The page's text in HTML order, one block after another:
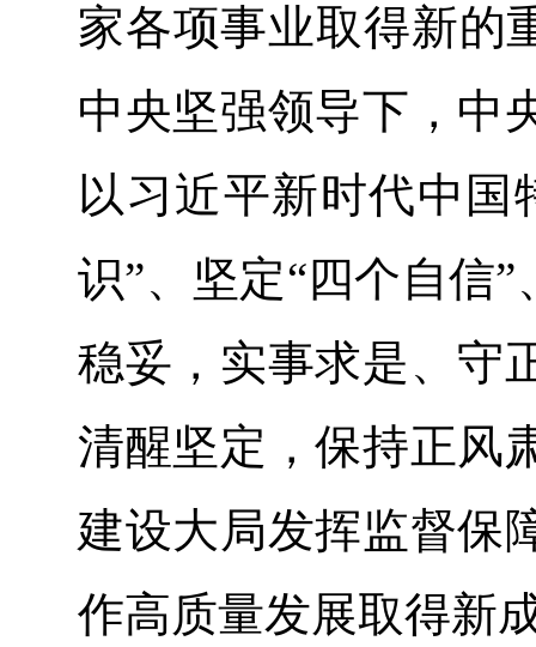
家各项事业取得新的
中央坚强领导下，中
以习近平新时代中国
识”、坚定“四个自信
稳妥，实事求是、守
清醒坚定，保持正风
建设大局发挥监督保
作高质量发展取得新